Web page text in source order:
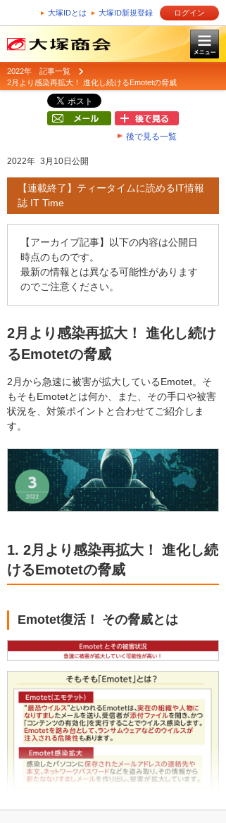
大塚IDとは 大塚ID新規登録 ログイン
2022年 記事一覧
2月より感染再拡大！ 進化し続けるEmotetの脅威
後で見る一覧
2022年 3月10日公開
【連載終了】ティータイムに読めるIT情報
誌 IT Time
【アーカイブ記事】以下の内容は公開日
時点のものです。
最新の情報とは異なる可能性があります
のでご注意ください。
2月より感染再拡大！ 進化し続け
るEmotetの脅威
2月から急速に被害が拡大しているEmotet。そ
もそもEmotetとは何か、また、その手口や被害
状況を、対策ポイントと合わせてご紹介しま
す。
1. 2月より感染再拡大！ 進化し続
けるEmotetの脅威
Emotet復活！ その脅威とは